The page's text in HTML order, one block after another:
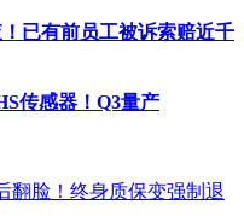
已有前员工被诉索赔近千
传感器！Q3量产